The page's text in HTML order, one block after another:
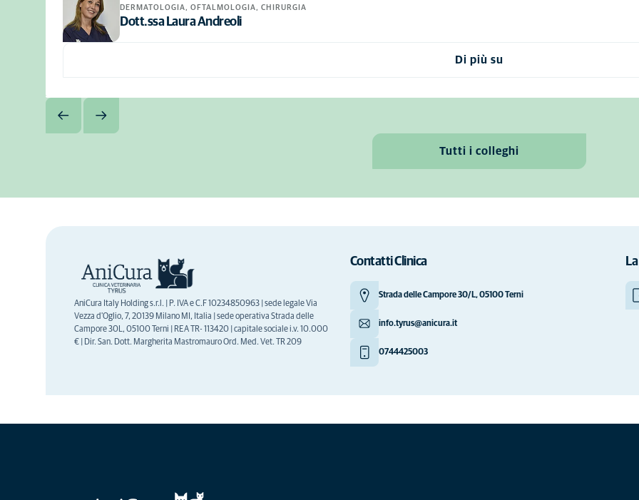
DERMATOLOGIA, OFTALMOLOGIA, CHIRURGIA
Dott.ssa Laura Andreoli
Di più su
Tutti i colleghi
AniCura Italy Holding s.r.l. | P. IVA e C.F 10234850963 | sede legale Via
Vezza d'Oglio, 7, 20139 Milano MI, Italia | sede operativa Strada delle
Campore 30L, 05100 Terni | REA TR- 113420 | capitale sociale i.v. 10.000
€ | Dir. San. Dott. Margherita Mastromauro Ord. Med. Vet. TR 209
Contatti Clinica
Strada delle Campore 30/L, 05100 Terni
info.tyrus@anicura.it
0744425003